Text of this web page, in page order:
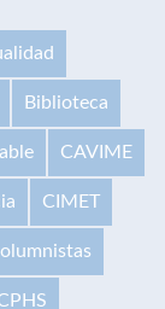
Biblioteca
CAVIME
CIMET